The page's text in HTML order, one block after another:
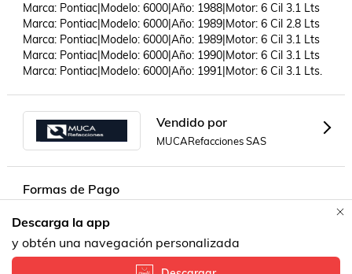
Marca: Pontiac|Modelo: 6000|Año: 1988|Motor: 6 Cil 3.1 Lts
Marca: Pontiac|Modelo: 6000|Año: 1989|Motor: 6 Cil 2.8 Lts
Marca: Pontiac|Modelo: 6000|Año: 1989|Motor: 6 Cil 3.1 Lts
Marca: Pontiac|Modelo: 6000|Año: 1990|Motor: 6 Cil 3.1 Lts
Marca: Pontiac|Modelo: 6000|Año: 1991|Motor: 6 Cil 3.1 Lts.
Vendido por
MUCARefacciones SAS
Formas de Pago
Descarga la app
y obtén una navegación personalizada